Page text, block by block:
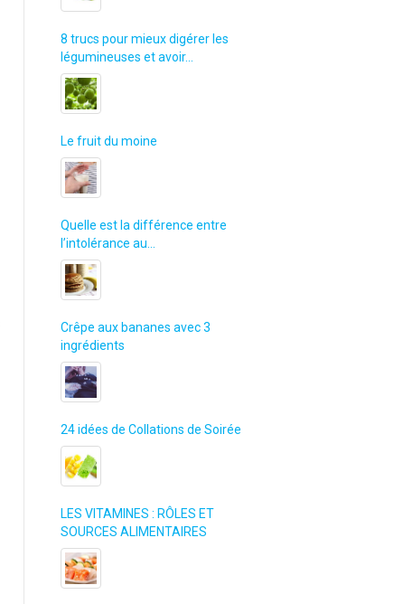
8 trucs pour mieux digérer les
légumineuses et avoir…
Le fruit du moine
Quelle est la différence entre
l’intolérance au…
Crêpe aux bananes avec 3
ingrédients
24 idées de Collations de Soirée
LES VITAMINES : RÔLES ET
SOURCES ALIMENTAIRES